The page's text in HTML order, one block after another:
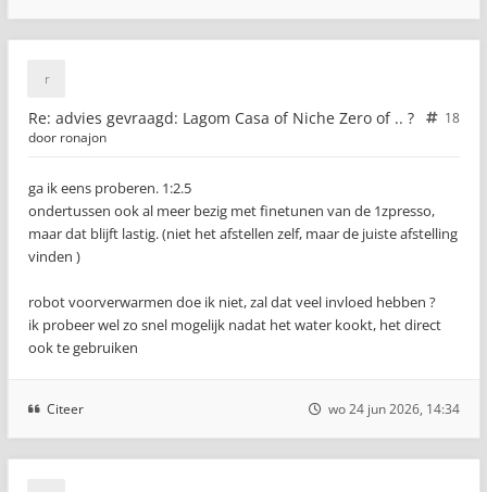
Re: advies gevraagd: Lagom Casa of Niche Zero of .. ?
18
door ronajon
ga ik eens proberen. 1:2.5
ondertussen ook al meer bezig met finetunen van de 1zpresso,
maar dat blijft lastig. (niet het afstellen zelf, maar de juiste afstelling
vinden )
robot voorverwarmen doe ik niet, zal dat veel invloed hebben ?
ik probeer wel zo snel mogelijk nadat het water kookt, het direct
ook te gebruiken
Citeer wo 24 jun 2026, 14:34